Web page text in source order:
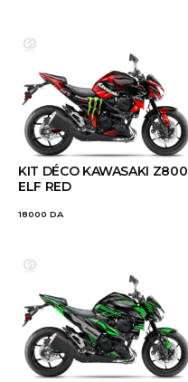
KIT DÉCO KAWASAKI Z800
ELF RED
18000 DA